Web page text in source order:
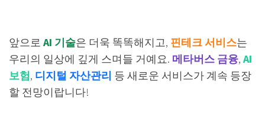
앞으로 AI 기술은 더욱 똑똑해지고, 핀테크 서비스는
우리의 일상에 깊게 스며들 거예요. 메타버스 금융, AI
보험, 디지털 자산관리 등 새로운 서비스가 계속 등장
할 전망이랍니다!